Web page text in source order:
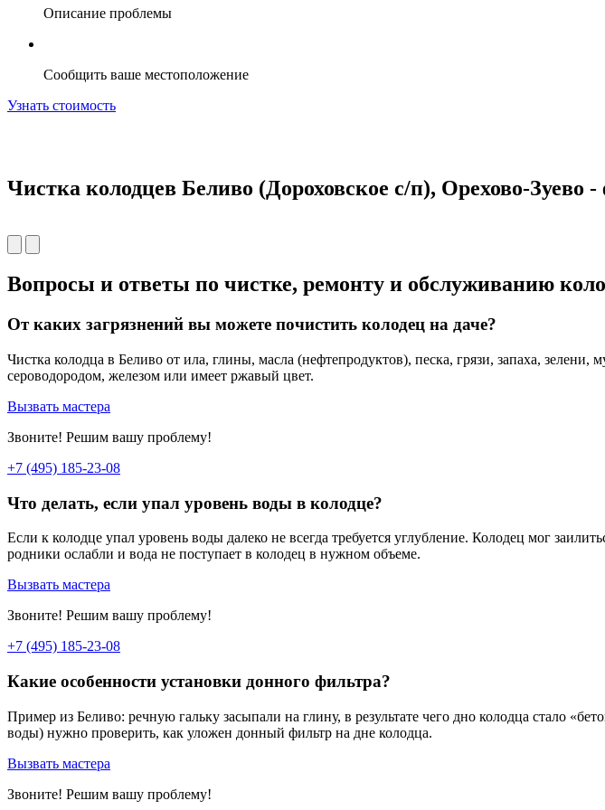
Описание проблемы
Сообщить ваше местоположение
Узнать стоимость
Чистка колодцев Беливо (Дороховское с/п), Орехово-Зуево
Вопросы и ответы по чистке, ремонту и обслуживанию
От каких загрязнений вы можете почистить колодец на даче?
Чистка колодца в Беливо от ила, глины, масла (нефтепродуктов), песка, грязи, запаха,
сероводородом, железом или имеет ржавый цвет.
Вызвать мастера
Звоните! Решим вашу проблему!
+7 (495) 185-23-08
Что делать, если упал уровень воды в колодце?
Если к колодце упал уровень воды далеко не всегда требуется углубление. Колодец мог
родники ослабли и вода не поступает в колодец в нужном объеме.
Вызвать мастера
Звоните! Решим вашу проблему!
+7 (495) 185-23-08
Какие особенности установки донного фильтра?
Пример из Беливо: речную гальку засыпали на глину, в результате чего дно колодца стало
воды) нужно проверить, как уложен донный фильтр на дне колодца.
Вызвать мастера
Звоните! Решим вашу проблему!